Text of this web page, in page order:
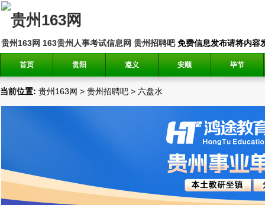
贵州163网 163贵州人事考试信息网 贵州招聘吧免费信息发布请将内容
首页 贵阳 遵义 安顺 毕节
当前位置: 贵州163网 > 贵州招聘吧 > 六盘水